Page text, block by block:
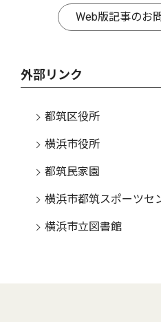
Web版記事のお
外部リンク
都筑区役所
横浜市役所
都筑民家園
横浜市都筑スポーツセ
横浜市立図書館